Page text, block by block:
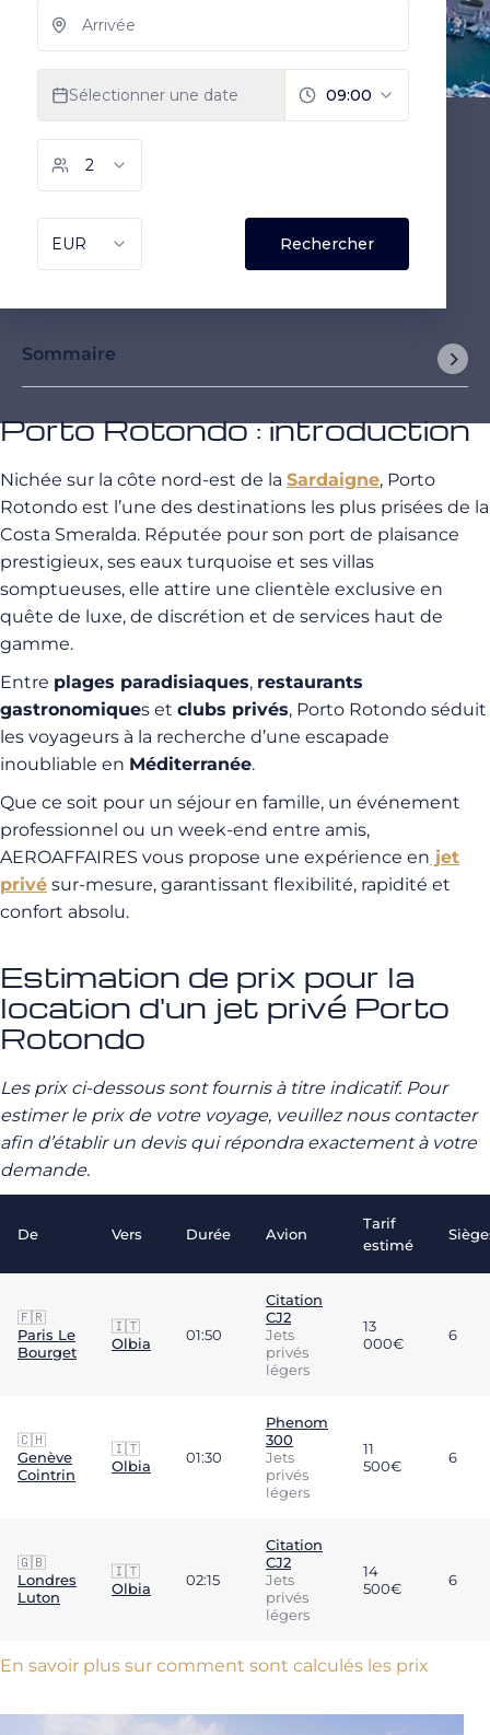
Sommaire
Porto Rotondo : introduction
Nichée sur la côte nord-est de la Sardaigne, Porto
Rotondo est l’une des destinations les plus prisées de la
Costa Smeralda. Réputée pour son port de plaisance
prestigieux, ses eaux turquoise et ses villas
somptueuses, elle attire une clientèle exclusive en
quête de luxe, de discrétion et de services haut de
gamme.
Entre plages paradisiaques, restaurants
gastronomiques et clubs privés, Porto Rotondo séduit
les voyageurs à la recherche d’une escapade
inoubliable en Méditerranée.
Que ce soit pour un séjour en famille, un événement
professionnel ou un week-end entre amis,
AEROAFFAIRES vous propose une expérience en jet
privé sur-mesure, garantissant flexibilité, rapidité et
confort absolu.
Estimation de prix pour la
location d'un jet privé Porto
Rotondo
Les prix ci-dessous sont fournis à titre indicatif. Pour
estimer le prix de votre voyage, veuillez nous contacter
afin d’établir un devis qui répondra exactement à votre
demande.
De Vers Durée Avion
Tarif
estimé
🇫🇷
Paris Le
Bourget
🇮🇹
Olbia
01:50
Citation
CJ2
Jets
privés
légers
13
000€
6
🇨🇭
Genève
Cointrin
🇮🇹
Olbia
01:30
Phenom
300
Jets
privés
légers
11
500€
6
🇬🇧
Londres
Luton
🇮🇹
Olbia
02:15
Citation
CJ2
Jets
privés
légers
14
500€
6
En savoir plus sur comment sont calculés les prix